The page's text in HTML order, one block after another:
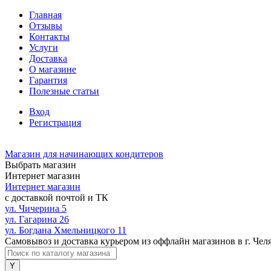
Главная
Отзывы
Контакты
Услуги
Доставка
О магазине
Гарантия
Полезные статьи
Вход
Регистрация
Магазин для начинающих кондитеров
Выбрать магазин
Интернет магазин
Интернет магазин
с доставкой почтой и ТК
ул. Чичерина 5
ул. Гагарина 26
ул. Богдана Хмельницкого 11
Самовывоз и доставка курьером из оффлайн магазинов в г.